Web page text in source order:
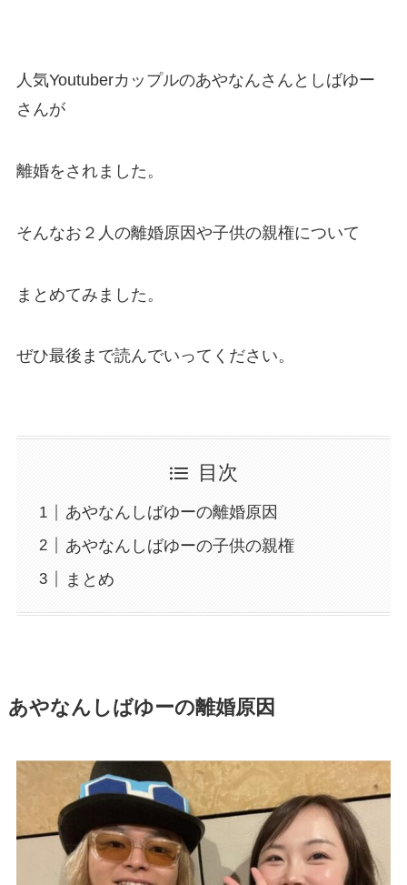
人気Youtuberカップルのあやなんさんとしばゆー
さんが
離婚をされました。
そんなお２人の離婚原因や子供の親権について
まとめてみました。
ぜひ最後まで読んでいってください。
目次
あやなんしばゆーの離婚原因
あやなんしばゆーの子供の親権
まとめ
あやなんしばゆーの離婚原因